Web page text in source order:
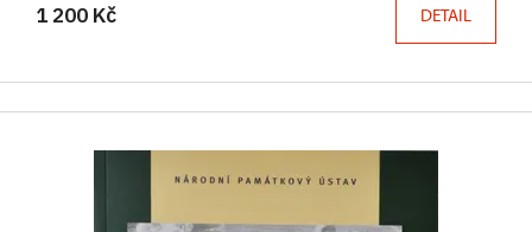
1 200 Kč DETAIL